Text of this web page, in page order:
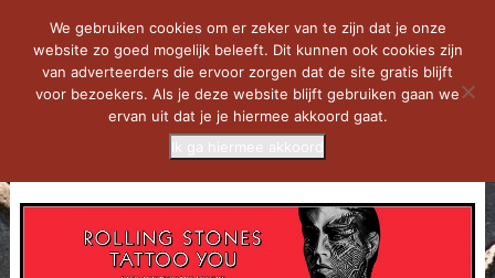
We gebruiken cookies om er zeker van te zijn dat je onze
website zo goed mogelijk beleeft. Dit kunnen ook cookies zijn
van adverteerders die ervoor zorgen dat de site gratis blijft
voor bezoekers. Als je deze website blijft gebruiken gaan we
ervan uit dat je je hiermee akkoord gaat.
Ik ga hiermee akkoord